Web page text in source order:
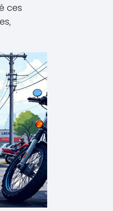
ces